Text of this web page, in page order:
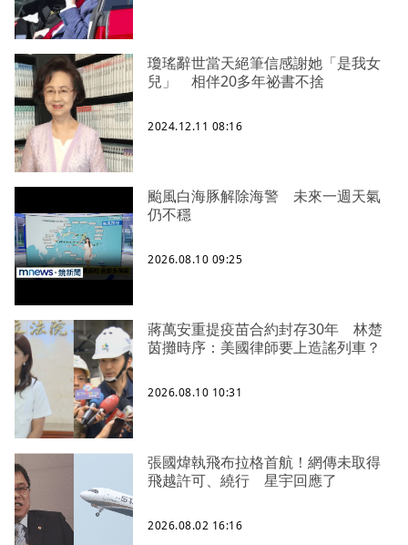
瓊瑤辭世當天絕筆信感謝她「是我女
兒」 相伴20多年祕書不捨
2024.12.11 08:16
颱風白海豚解除海警 未來一週天氣
仍不穩
2026.08.10 09:25
蔣萬安重提疫苗合約封存30年 林楚
茵攤時序：美國律師要上造謠列車？
2026.08.10 10:31
張國煒執飛布拉格首航！網傳未取得
飛越許可、繞行 星宇回應了
2026.08.02 16:16